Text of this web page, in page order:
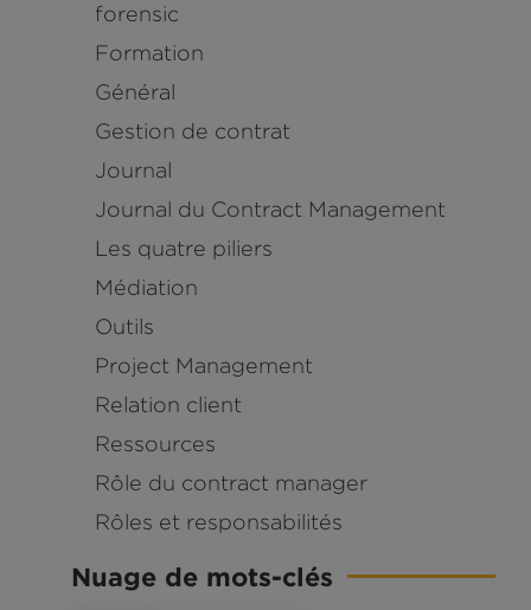
forensic
Formation
Général
Gestion de contrat
Journal
Journal du Contract Management
Les quatre piliers
Médiation
Outils
Project Management
Relation client
Ressources
Rôle du contract manager
Rôles et responsabilités
Nuage de mots-clés